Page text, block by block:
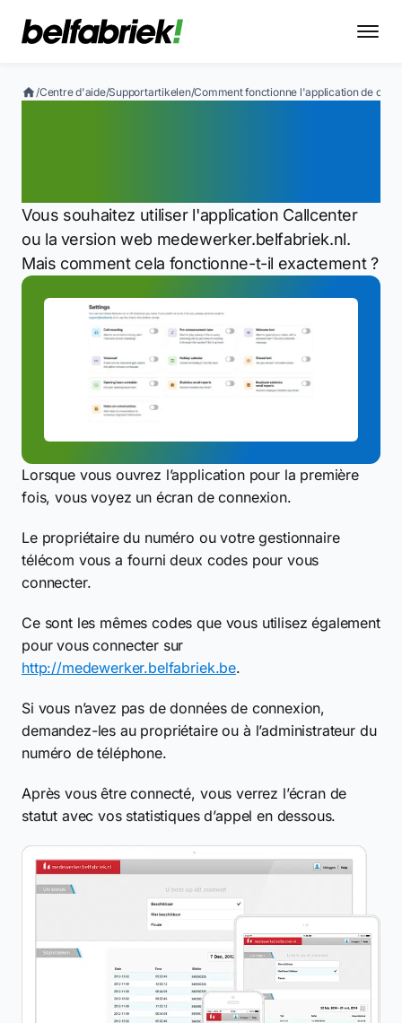
/Centre d'aide/Supportartikelen/Comment fonctionne l'application de
Vous souhaitez utiliser l'application Callcenter
ou la version web medewerker.belfabriek.nl.
Mais comment cela fonctionne-t-il exactement ?
Lorsque vous ouvrez l’application pour la première
fois, vous voyez un écran de connexion.
Le propriétaire du numéro ou votre gestionnaire
télécom vous a fourni deux codes pour vous
connecter.
Ce sont les mêmes codes que vous utilisez également
pour vous connecter sur
http://medewerker.belfabriek.be.
Si vous n’avez pas de données de connexion,
demandez-les au propriétaire ou à l’administrateur du
numéro de téléphone.
Après vous être connecté, vous verrez l’écran de
statut avec vos statistiques d’appel en dessous.